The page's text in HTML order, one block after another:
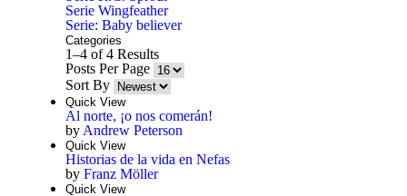
Serie Wingfeather
Serie: Baby believer
Categories
1–4 of 4 Results
Posts Per Page
Sort By
Quick View
Al norte, ¡o nos comerán!
by Andrew Peterson
Quick View
Historias de la vida en Nefas
by Franz Möller
Quick View